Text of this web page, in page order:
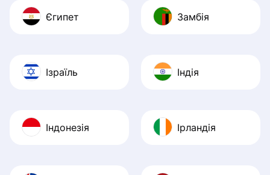
Єгипет Замбія
Ізраїль Індія
Індонезія Ірландія